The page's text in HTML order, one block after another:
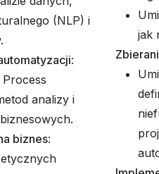
(NLP) i
:
analizy i
biznes:
jak